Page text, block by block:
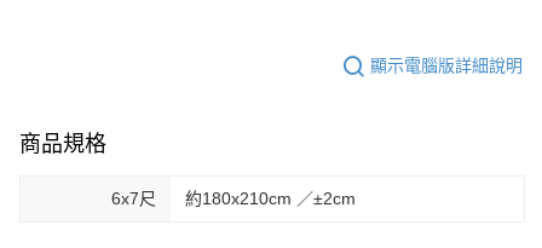
顯示電腦版詳細說明
商品規格
6x7尺 約180x210cm ／±2cm